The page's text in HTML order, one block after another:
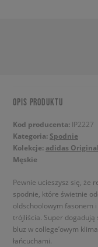
OPIS PRODUKTU
Kod producenta: IP2227
Kategoria: Spodnie
Kolekcje: adidas
Męskie
Pewnie ucieszysz się, że
spodnie, które świetnie
oldschoolowym fasonem
trójliścia. Super
bluz w college’owym
łańcuchami.